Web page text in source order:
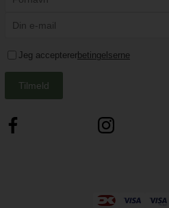
Jeg acceptererbetingelserne
Tilmeld